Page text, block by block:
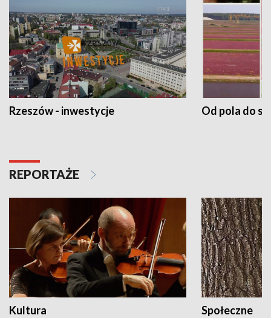
Rzeszów - inwestycje Od pola do
REPORTAŻE
Kultura Społeczne